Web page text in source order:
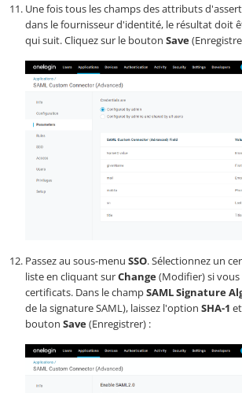
Une fois tous les champs des attributs
dans le fournisseur d'identité, le résultat doit
qui suit. Cliquez sur le bouton Save
Passez au sous-menu SSO. Sélectionnez un
liste en cliquant surChange(Modifier) si
certificats. Dans le champSAML Signature
de la signature SAML), laissez l'option SHA-1
bouton Save(Enregistrer) :